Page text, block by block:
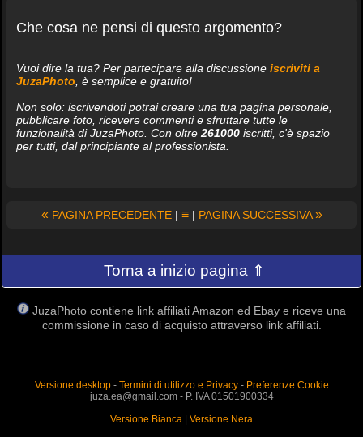
Che cosa ne pensi di questo argomento?
Vuoi dire la tua? Per partecipare alla discussione iscriviti a
JuzaPhoto , è semplice e gratuito!
Non solo: iscrivendoti potrai creare una tua pagina personale,
pubblicare foto, ricevere commenti e sfruttare tutte le
funzionalità di JuzaPhoto. Con oltre 261000iscritti, c'è spazio
per tutti, dal principiante al professionista.
« PAGINA PRECEDENTE| ≡| PAGINA SUCCESSIVA»
Torna a inizio pagina ⇑
JuzaPhoto contiene link affiliati Amazon ed Ebay e riceve una
commissione in caso di acquisto attraverso link affiliati.
Versione desktop- Termini di utilizzo e Privacy- Preferenze Cookie
juza.ea@gmail.com - P. IVA 01501900334
Versione Bianca | Versione Nera